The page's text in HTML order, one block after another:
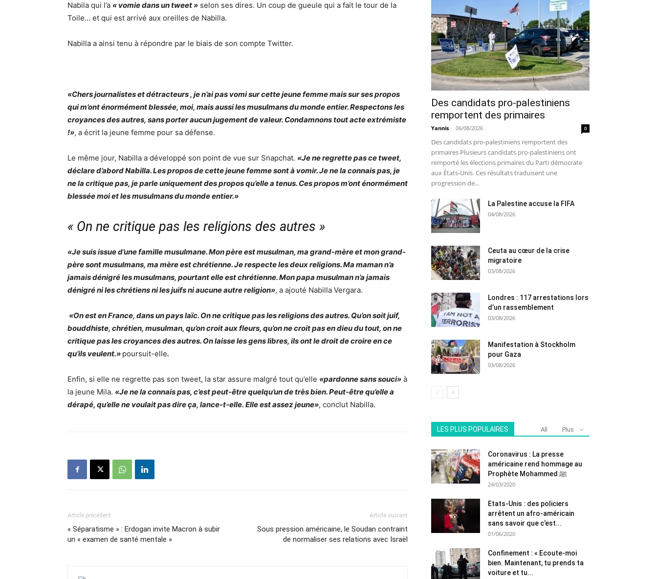
Nabila qui l’a « vomie dans un tweet » selon ses dires. Un coup de gueule qui a fait le tour de la
Toile… et qui est arrivé aux oreilles de Nabilla.
Nabilla a ainsi tenu à répondre par le biais de son compte Twitter.
«Chers journalistes et détracteurs , je n’ai pas vomi sur cette jeune femme mais sur ses propos
qui m’ont énormément blessée, moi, mais aussi les musulmans du monde entier. Respectons les
croyances des autres, sans porter aucun jugement de valeur. Condamnons tout acte extrémiste
!», a écrit la jeune femme pour sa défense.
Le même jour, Nabilla a développé son point de vue sur Snapchat. «Je ne regrette pas ce tweet,
déclare d’abord Nabilla. Les propos de cette jeune femme sont à vomir. Je ne la connais pas, je
ne la critique pas, je parle uniquement des propos qu’elle a tenus. Ces propos m’ont énormément
blessée moi et les musulmans du monde entier.»
« On ne critique pas les religions des autres »
«Je suis issue d’une famille musulmane. Mon père est musulman, ma grand-mère et mon grand-
père sont musulmans, ma mère est chrétienne. Je respecte les deux religions. Ma maman n’a
jamais dénigré les musulmans, pourtant elle est chrétienne. Mon papa musulman n’a jamais
dénigré ni les chrétiens ni les juifs ni aucune autre religion», a ajouté Nabilla Vergara.
«On est en France, dans un pays laïc. On ne critique pas les religions des autres. Qu’on soit juif,
bouddhiste, chrétien, musulman, qu’on croit aux fleurs, qu’on ne croit pas en dieu du tout, on ne
critique pas les croyances des autres. On laisse les gens libres, ils ont le droit de croire en ce
qu’ils veulent.» poursuit-elle.
Enfin, si elle ne regrette pas son tweet, la star assure malgré tout qu’elle «pardonne sans souci» à
la jeune Mila. «Je ne la connais pas, c’est peut-être quelqu’un de très bien. Peut-être qu’elle a
dérapé, qu’elle ne voulait pas dire ça, lance-t-elle. Elle est assez jeune», conclut Nabilla.
Article précédent
« Séparatisme » : Erdogan invite Macron à subir
un « examen de santé mentale »
Article suivant
Sous pression américaine, le Soudan contraint
de normaliser ses relations avec Israël
Des candidats pro-palestiniens
remportent des primaires
Yannis - 06/08/2026 0
Des candidats pro-palestiniens remportent des
primaires Plusieurs candidats pro-palestiniens ont
remporté les élections primaires du Parti démocrate
aux États-Unis. Ces résultats traduisent une
progression de...
La Palestine accuse la FIFA
04/08/2026
Ceuta au cœur de la crise
migratoire
03/08/2026
Londres : 117 arrestations lors
d’un rassemblement
03/08/2026
Manifestation à Stockholm
pour Gaza
03/08/2026
LES PLUS POPULAIRES All Plus
Coronavirus : La presse
américaine rend hommage au
Prophète Mohammed ﷺ
24/03/2020
Etats-Unis : des policiers
arrêtent un afro-américain
sans savoir que c’est...
01/06/2020
Confinement : « Ecoute-moi
bien. Maintenant, tu prends ta
voiture et tu...